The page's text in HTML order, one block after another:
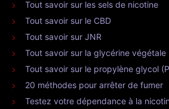
Tout savoir sur les sels de nicotine
Tout savoir sur le CBD
Tout savoir sur JNR
Tout savoir sur la glycérine végétale
Tout savoir sur le propylène glycol
20 méthodes pour arrêter de fumer
Testez votre dépendance à la